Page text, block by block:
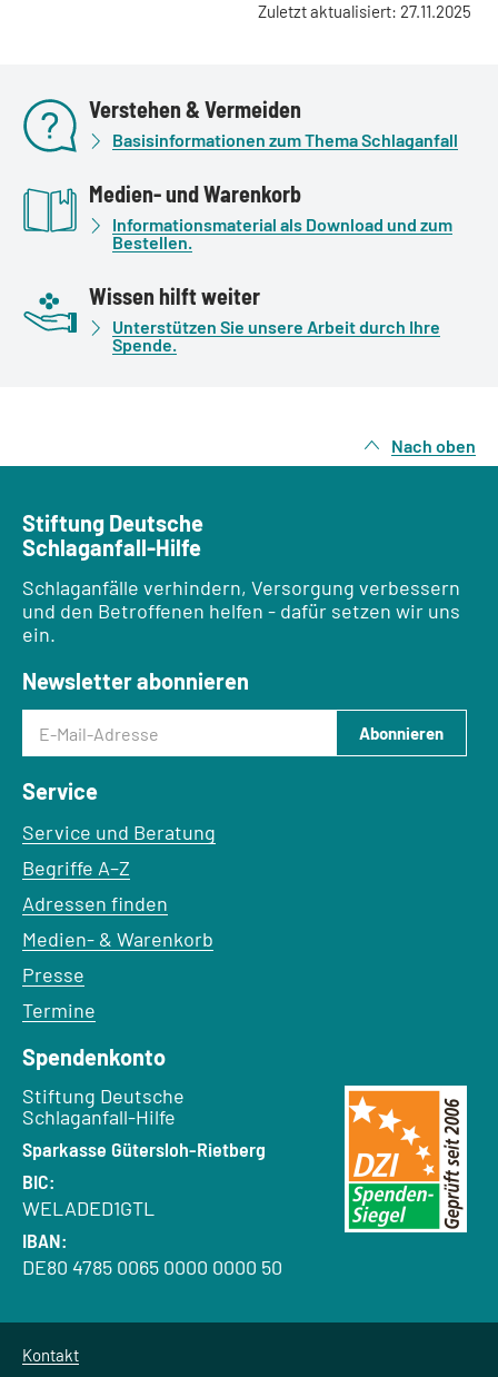
Zuletzt aktualisiert: 27.11.2025
Verstehen & Vermeiden
Basisinformationen zum Thema Schlaganfall
Medien- und Warenkorb
Informationsmaterial als Download und zum
Bestellen.
Wissen hilft weiter
Unterstützen Sie unsere Arbeit durch Ihre
Spende.
Nach oben
Stiftung Deutsche
Schlaganfall-Hilfe
Schlaganfälle verhindern, Versorgung verbessern
und den Betroffenen helfen - dafür setzen wir uns
ein.
Newsletter abonnieren
E-Mail-Adresse
Abonnieren
Service
Service und Beratung
Begriffe A–Z
Adressen finden
Medien- & Warenkorb
Presse
Termine
Spendenkonto
Empfänger:
Stiftung Deutsche
Schlaganfall-Hilfe
Bank:
Sparkasse Gütersloh-Rietberg
BIC:
WELADED1GTL
IBAN:
DE80 4785 0065 0000 0000 50
Kontakt